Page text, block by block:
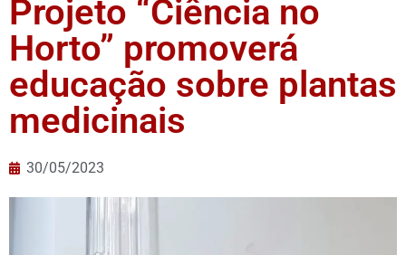
Projeto “Ciência no
Horto” promoverá
educação sobre plantas
medicinais
30/05/2023